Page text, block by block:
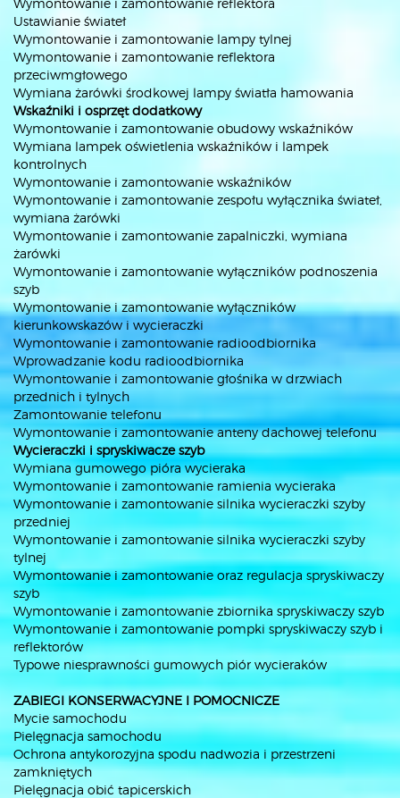
Wymontowanie i zamontowanie reflektora
Ustawianie świateł
Wymontowanie i zamontowanie lampy tylnej
Wymontowanie i zamontowanie reflektora
przeciwmgłowego
Wymiana żarówki środkowej lampy światła hamowania
Wskaźniki i osprzęt dodatkowy
Wymontowanie i zamontowanie obudowy wskaźników
Wymiana lampek oświetlenia wskaźników i lampek
kontrolnych
Wymontowanie i zamontowanie wskaźników
Wymontowanie i zamontowanie zespołu wyłącznika świateł,
wymiana żarówki
Wymontowanie i zamontowanie zapalniczki, wymiana
żarówki
Wymontowanie i zamontowanie wyłączników podnoszenia
szyb
Wymontowanie i zamontowanie wyłączników
kierunkowskazów i wycieraczki
Wymontowanie i zamontowanie radioodbiornika
Wprowadzanie kodu radioodbiornika
Wymontowanie i zamontowanie głośnika w drzwiach
przednich i tylnych
Zamontowanie telefonu
Wymontowanie i zamontowanie anteny dachowej telefonu
Wycieraczki i spryskiwacze szyb
Wymiana gumowego pióra wycieraka
Wymontowanie i zamontowanie ramienia wycieraka
Wymontowanie i zamontowanie silnika wycieraczki szyby
przedniej
Wymontowanie i zamontowanie silnika wycieraczki szyby
tylnej
Wymontowanie i zamontowanie oraz regulacja spryskiwaczy
szyb
Wymontowanie i zamontowanie zbiornika spryskiwaczy szyb
Wymontowanie i zamontowanie pompki spryskiwaczy szyb i
reflektorów
Typowe niesprawności gumowych piór wycieraków
ZABIEGI KONSERWACYJNE I POMOCNICZE
Mycie samochodu
Pielęgnacja samochodu
Ochrona antykorozyjna spodu nadwozia i przestrzeni
zamkniętych
Pielęgnacja obić tapicerskich